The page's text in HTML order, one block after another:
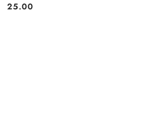
Cena:
25.00